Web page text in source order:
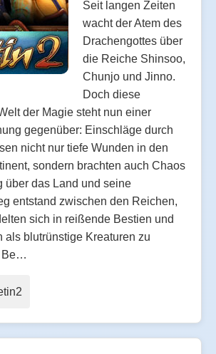
Seit langen Zeiten
wacht der Atem des
Drachengottes über
die Reiche Shinsoo,
Chunjo und Jinno.
Doch diese
der Magie steht nun einer
gegenüber: Einschläge durch
nicht nur tiefe Wunden in den
sondern brachten auch Chaos
über das Land und seine
entstand zwischen den Reichen,
sich in reißende Bestien und
als blutrünstige Kreaturen zu
Be…